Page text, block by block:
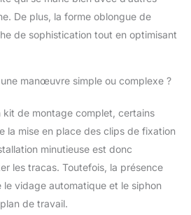
842 x 482 mm -
Installation : égouttoir à
vidage automatique
vidage automatique,
siphon, bonde, kit de
montage
De plus, la forme oblongue de
de sophistication tout en optimisant
manœuvre simple ou complexe ?
kit de montage complet, certains
la mise en place des clips de fixation
minutieuse est donc
les tracas. Toutefois, la présence
vidage automatique et le siphon
de travail.